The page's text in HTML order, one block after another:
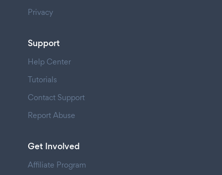
Privacy
Support
Help Center
Tutorials
Contact Support
Report Abuse
Get Involved
Affiliate Program